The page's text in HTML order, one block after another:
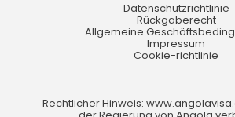
Datenschutzrichtlinie
Rückgaberecht
Allgemeine
Impressum
Cookie-richtlinie
Rechtlicher Hinweis: